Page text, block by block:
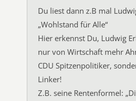
Du liest dann z.B mal
„Wohlstand für Alle“
Hier erkennst Du, Ludwig
nur von Wirtschaft mehr
CDU Spitzenpolitiker,
Linker!
Z.B. seine Rentenformel: